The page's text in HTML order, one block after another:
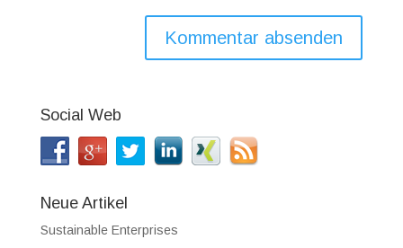
Social Web
Neue Artikel
Sustainable Enterprises